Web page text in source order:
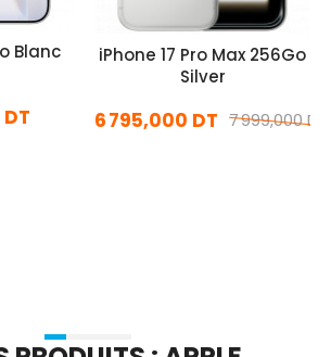
Blanc
iPhone 17 Pro Max 256Go
Silver
7 999,000 DT
6 795,000 DT